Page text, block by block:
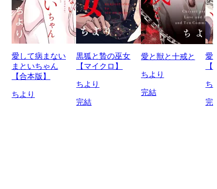
愛して病まない
まといちゃん
【合本版】
ちより
黒狐と贄の巫女
【マイクロ】
ちより
完結
愛と獣と十戒と
ちより
完結
愛
ち
完